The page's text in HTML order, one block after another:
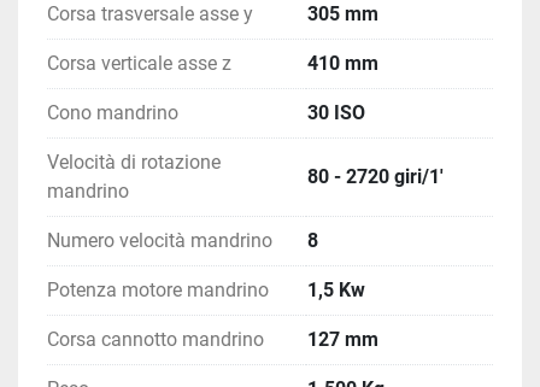
Corsa trasversale asse y 305 mm
Corsa verticale asse z 410 mm
Cono mandrino 30 ISO
Velocità di rotazione
mandrino
80 - 2720 giri/1'
Numero velocità mandrino 8
Potenza motore mandrino 1,5 Kw
Corsa cannotto mandrino 127 mm